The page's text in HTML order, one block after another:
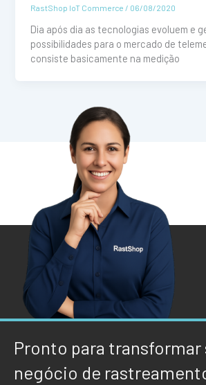
RastShop IoT Commerce / 06/08/2020
Dia após dia as tecnologias evoluem e
possibilidades para o mercado de
consiste basicamente na medição
Pronto para transformar
negócio de